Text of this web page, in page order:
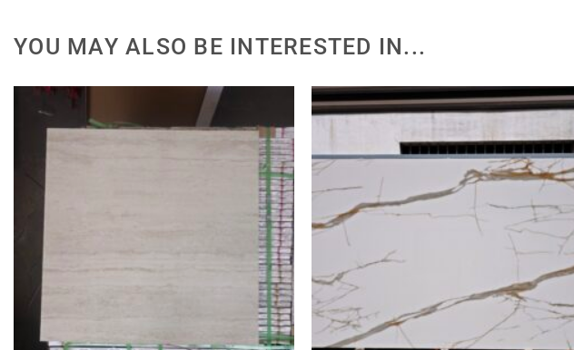
YOU MAY ALSO BE INTERESTED IN...